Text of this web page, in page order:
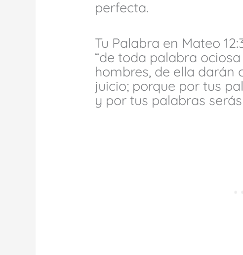
perfecta.
Tu Palabra en Mateo
“de toda palabra
hombres, de ella darán
juicio; porque por tus
y por tus palabras